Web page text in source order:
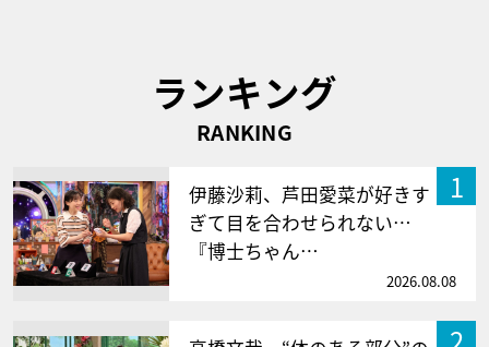
ランキング
RANKING
1
伊藤沙莉、芦田愛菜が好きす
ぎて目を合わせられない…
『博士ちゃん…
2026.08.08